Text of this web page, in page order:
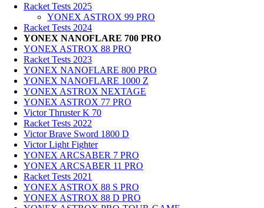
Racket Tests 2025
YONEX ASTROX 99 PRO
Racket Tests 2024
YONEX NANOFLARE 700 PRO
YONEX ASTROX 88 PRO
Racket Tests 2023
YONEX NANOFLARE 800 PRO
YONEX NANOFLARE 1000 Z
YONEX ASTROX NEXTAGE
YONEX ASTROX 77 PRO
Victor Thruster K 70
Racket Tests 2022
Victor Brave Sword 1800 D
Victor Light Fighter
YONEX ARCSABER 7 PRO
YONEX ARCSABER 11 PRO
Racket Tests 2021
YONEX ASTROX 88 S PRO
YONEX ASTROX 88 D PRO